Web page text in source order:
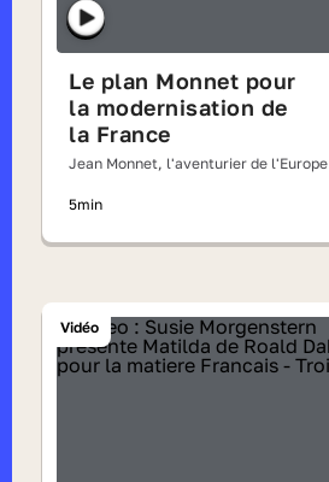
Le plan Monnet pour
la modernisation de
la France
Jean Monnet, l'aventurier de l'Europe
5min
Vidéo